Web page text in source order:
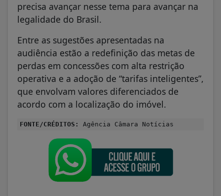
precisa avançar nesse tema para avançar na
legalidade do Brasil.
Entre as sugestões apresentadas na
audiência estão a redefinição das metas de
perdas em concessões com alta restrição
operativa e a adoção de “tarifas inteligentes”,
que envolvam valores diferenciados de
acordo com a localização do imóvel.
FONTE/CRÉDITOS: Agência Câmara Notícias